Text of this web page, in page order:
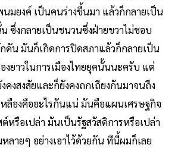
มยงค์ เป็นคนร่างขึ้นมา แล้วก็กลายเป็น
ซึ่งกลายเป็นชนวนซึ่งฝ่ายขวาไม่ชอบ
ดัน มันก็เกิดการปิดสภาแล้วก็กลายเป็น
องยาวในการเมืองไทยยุคนั้นนะครับ แต่
คงสงสัยและก็ยังคงถกเถียงกันมาจนถึง
ลืองคืออะไรกันแน่ มันคือแผนเศรษฐกิจ
หรือเปล่า มันเป็นรัฐสวัสดิการหรือเปล่า
ลายๆ อย่างเอาไว้ด้วยกัน ทีนี้ผมก็เลย